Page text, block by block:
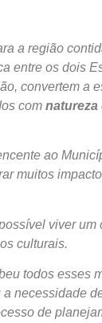
a região
entre os dois
convertem a
com natureza
ao
muitos
viver um
culturais.
todos esses
necessidade
de